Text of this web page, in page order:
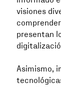
visiones
presentan
Asimismo,